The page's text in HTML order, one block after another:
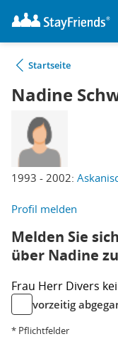
Startseite
Nadine
1993 - 2002:
Profil melden
Melden Sie
über Nadine
Frau Herr Divers
vorzeitig
* Pflichtfelder